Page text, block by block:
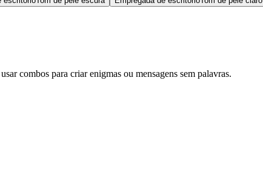
combos para criar enigmas ou mensagens sem palavras.